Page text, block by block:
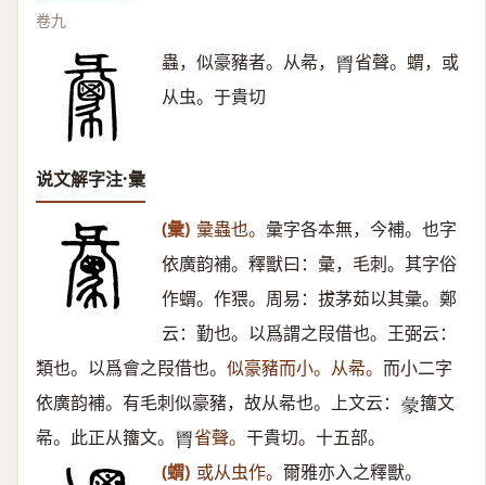
卷九
蟲，似豪豬者。从㣇， 𦞅 省聲。蝟，或
从虫。于貴切
说文解字注·彙
(彙) 彙蟲也。 彙字各本無，今補。也字
依廣韵補。釋獸曰：彙，毛刺。其字俗
作蝟。作猥。周易：拔茅茹以其彙。鄭
云：勤也。以爲謂之叚借也。王弼云：
類也。以爲會之叚借也。 似豪豬而小。从㣇。 而小二字
依廣韵補。有毛刺似豪豬，故从㣇也。上文云： 𧰺 籒文
㣇。此正从籒文。 𦞅 省聲。 干貴切。十五部。
(蝟) 或从虫作。 爾雅亦入之釋獸。